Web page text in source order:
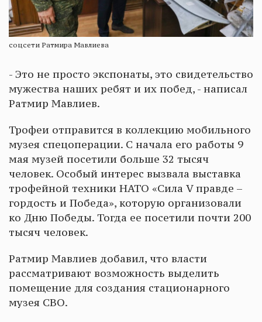
соцсети Ратмира Мавлиева
- Это не просто экспонаты, это свидетельство
мужества наших ребят и их побед, - написал
Ратмир Мавлиев.
Трофеи отправится в коллекцию мобильного
музея спецоперации. С начала его работы 9
мая музей посетили больше 32 тысяч
человек. Особый интерес вызвала выставка
трофейной техники НАТО «Сила V правде –
гордость и Победа», которую организовали
ко Дню Победы. Тогда ее посетили почти 200
тысяч человек.
Ратмир Мавлиев добавил, что власти
рассматривают возможность выделить
помещение для создания стационарного
музея СВО.